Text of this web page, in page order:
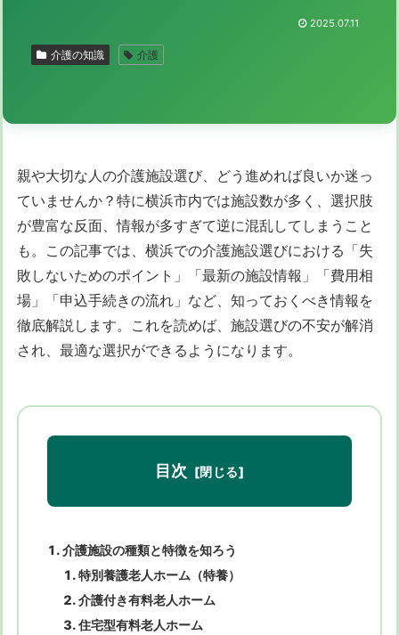
2025.07.11
介護の知識 介護
親や大切な人の介護施設選び、どう進めれば良いか迷っ
ていませんか？特に横浜市内では施設数が多く、選択肢
が豊富な反面、情報が多すぎて逆に混乱してしまうこと
も。この記事では、横浜での介護施設選びにおける「失
敗しないためのポイント」「最新の施設情報」「費用相
場」「申込手続きの流れ」など、知っておくべき情報を
徹底解説します。これを読めば、施設選びの不安が解消
され、最適な選択ができるようになります。
目次
介護施設の種類と特徴を知ろう
特別養護老人ホーム（特養）
介護付き有料老人ホーム
住宅型有料老人ホーム